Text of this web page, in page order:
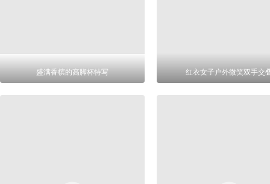
盛满香槟的高脚杯特写 红衣女子户外微笑双手交